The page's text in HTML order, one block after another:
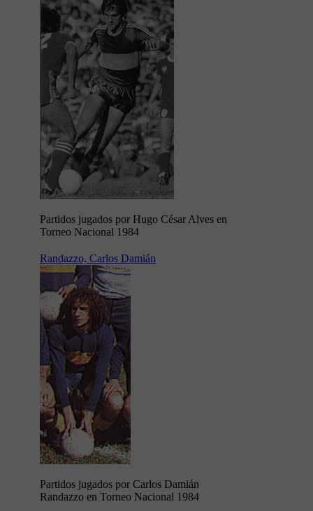
Partidos jugados por Hugo César Alves en
Torneo Nacional 1984
Randazzo, Carlos Damián
Partidos jugados por Carlos Damián
Randazzo en Torneo Nacional 1984